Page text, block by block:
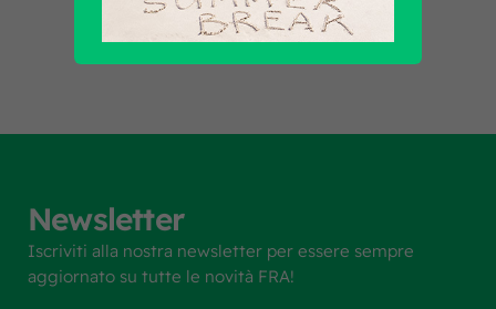
Newsletter
Iscriviti alla nostra newsletter per essere sempre
aggiornato su tutte le novità FRA!